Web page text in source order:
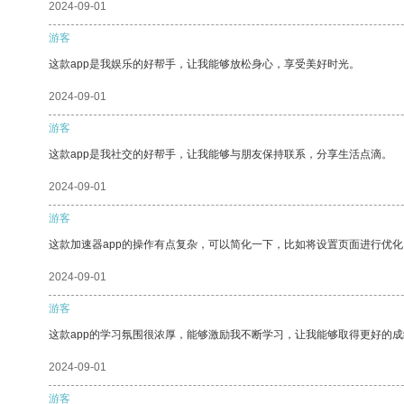
2024-09-01
游客
这款app是我娱乐的好帮手，让我能够放松身心，享受美好时光。
2024-09-01
游客
这款app是我社交的好帮手，让我能够与朋友保持联系，分享生活点滴。
2024-09-01
游客
这款加速器app的操作有点复杂，可以简化一下，比如将设置页面进行优
2024-09-01
游客
这款app的学习氛围很浓厚，能够激励我不断学习，让我能够取得更好的
2024-09-01
游客